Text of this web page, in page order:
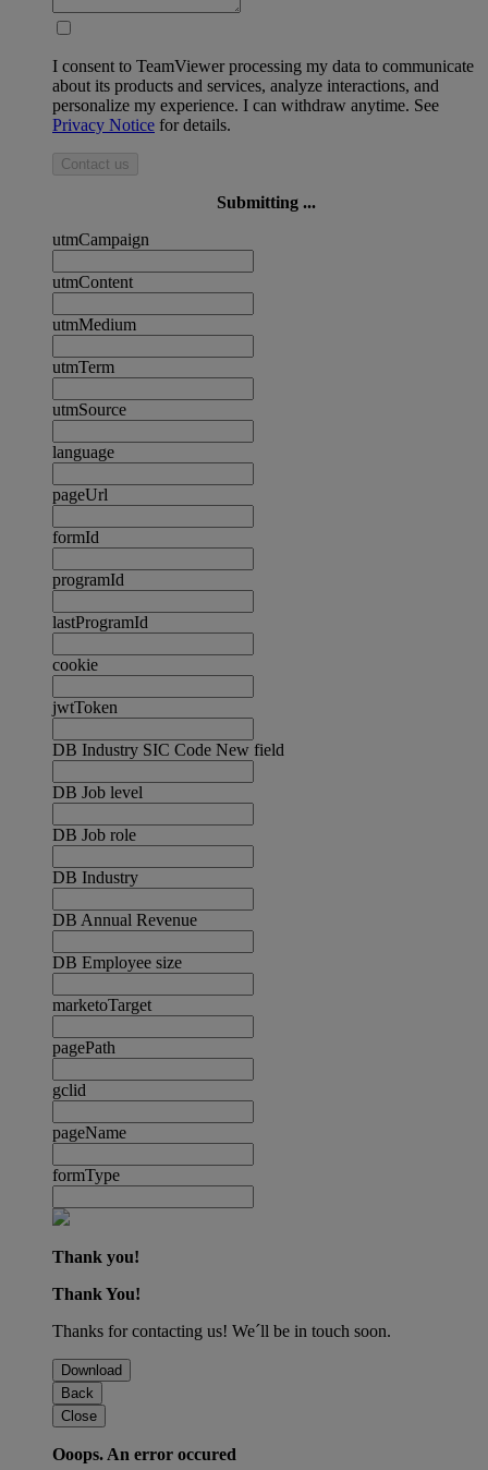
I consent to TeamViewer processing my data to communicate
about its products and services, analyze interactions, and
personalize my experience. I can withdraw anytime. See
Privacy Notice for details.
Contact us
Submitting ...
utmCampaign
utmContent
utmMedium
utmTerm
utmSource
language
pageUrl
formId
programId
lastProgramId
cookie
jwtToken
DB Industry SIC Code New field
DB Job level
DB Job role
DB Industry
DB Annual Revenue
DB Employee size
marketoTarget
pagePath
gclid
pageName
formType
Thank you!
Thank You!
Thanks for contacting us! We´ll be in touch soon.
Download
Back
Close
Ooops. An error occured